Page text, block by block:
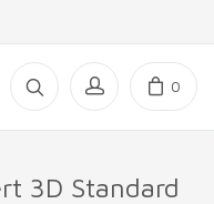
0
3D Standard